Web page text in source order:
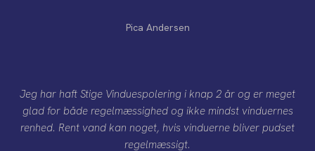
Pica Andersen
Jeg har haft Stige Vinduespolering i knap 2 år og er meget
glad for både regelmæssighed og ikke mindst vinduernes
renhed. Rent vand kan noget, hvis vinduerne bliver pudset
regelmæssigt.